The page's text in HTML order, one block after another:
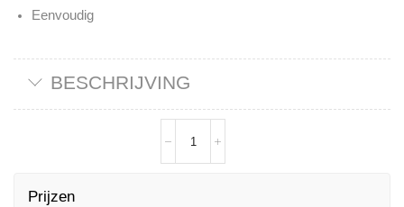
Eenvoudig
BESCHRIJVING
Prijzen